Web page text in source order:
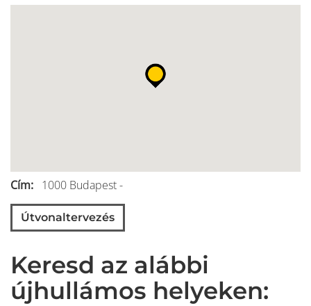
Cím 1000 Budapest-
Útvonaltervezés
Keresd az alábbi
újhullámos helyeken: